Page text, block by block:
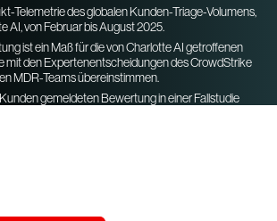
Telemetrie des globalen Kunden-Triage-Volumens,
AI, von Februar bis August 2025.
ist ein Maß für die von Charlotte AI getroffenen
mit den Expertenentscheidungen des CrowdStrike
MDR-Teams übereinstimmen.
gemeldeten Bewertung in einer Fallstudie